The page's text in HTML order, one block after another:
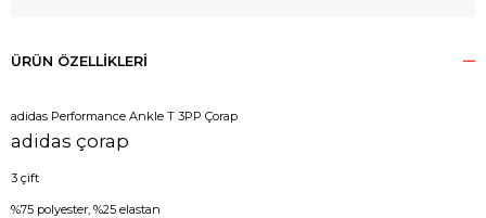
ÜRÜN ÖZELLIKLERI
adidas Performance Ankle T 3PP Çorap
adidas çorap
3 çift
%75 polyester, %25 elastan